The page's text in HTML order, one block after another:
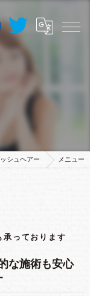
シュヘアー メニュー
っております
な施術も安心